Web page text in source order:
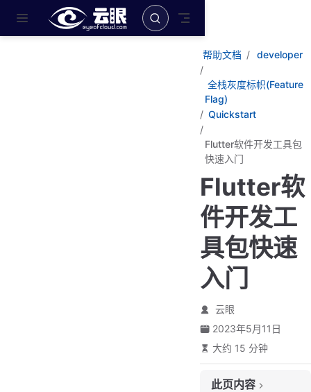
跳至主要內容
帮助文档 developer
全栈灰度标帜(Feature
Flag)
Quickstart
Flutter软件开发工具包
快速入门
Flutter软
件开发工
具包快速
入门
云眼
2023年5月11日
大约 15 分钟
此页内容